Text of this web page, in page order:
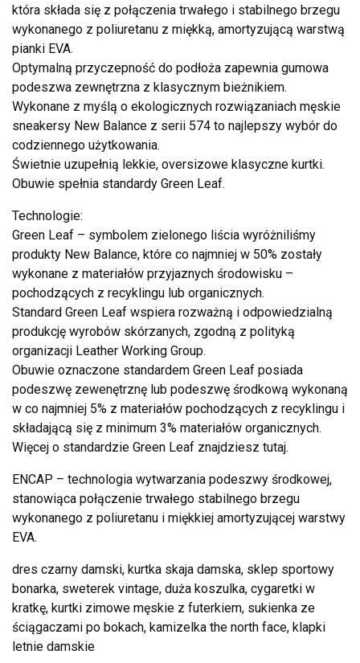
która składa się z połączenia trwałego i stabilnego brzegu
wykonanego z poliuretanu z miękką, amortyzującą warstwą
pianki EVA.
Optymalną przyczepność do podłoża zapewnia gumowa
podeszwa zewnętrzna z klasycznym bieżnikiem.
Wykonane z myślą o ekologicznych rozwiązaniach męskie
sneakersy New Balance z serii 574 to najlepszy wybór do
codziennego użytkowania.
Świetnie uzupełnią lekkie, oversizowe klasyczne kurtki.
Obuwie spełnia standardy Green Leaf.
Technologie:
Green Leaf – symbolem zielonego liścia wyróżniliśmy
produkty New Balance, które co najmniej w 50% zostały
wykonane z materiałów przyjaznych środowisku –
pochodzących z recyklingu lub organicznych.
Standard Green Leaf wspiera rozważną i odpowiedzialną
produkcję wyrobów skórzanych, zgodną z polityką
organizacji Leather Working Group.
Obuwie oznaczone standardem Green Leaf posiada
podeszwę zewenętrznę lub podeszwę środkową wykonaną
w co najmniej 5% z materiałów pochodzących z recyklingu i
składającą się z minimum 3% materiałów organicznych.
Więcej o standardzie Green Leaf znajdziesz tutaj.
ENCAP – technologia wytwarzania podeszwy środkowej,
stanowiąca połączenie trwałego stabilnego brzegu
wykonanego z poliuretanu i miękkiej amortyzującej warstwy
EVA.
dres czarny damski, kurtka skaja damska, sklep sportowy
bonarka, sweterek vintage, duża koszulka, cygaretki w
kratkę, kurtki zimowe męskie z futerkiem, sukienka ze
ściągaczami po bokach, kamizelka the north face, klapki
letnie damskie